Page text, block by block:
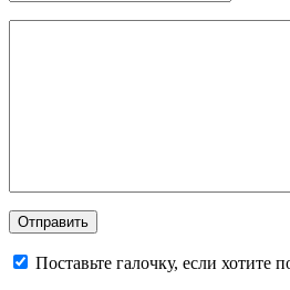
Поставьте галочку, если хотите